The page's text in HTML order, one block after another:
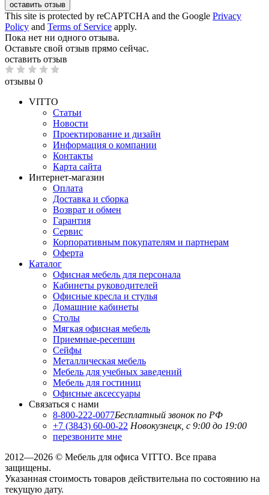
оставить отзыв
This site is protected by reCAPTCHA and the Google Privacy
Policy and Terms of Service apply.
Пока нет ни одного отзыва.
Оставьте свой отзыв прямо сейчас.
оставить отзыв
отзывы 0
VITTO
Статьи
Новости
Проектирование и дизайн
Информация о компании
Контакты
Карта сайта
Интернет-магазин
Оплата
Доставка и сборка
Возврат и обмен
Гарантия
Сервис
Корпоративным покупателям и партнерам
Оферта
Каталог
Офисная мебель для персонала
Кабинеты руководителей
Офисные кресла и стулья
Домашние кабинеты
Столы
Мягкая офисная мебель
Приемные-ресепшн
Сейфы
Металлическая мебель
Мебель для учебных заведений
Мебель для гостиниц
Офисные аксессуары
Связаться с нами
8-800-222-0077Бесплатный звонок по РФ
+7 (3843) 60-00-22 Новокузнецк, с 9:00 до 19:00
перезвоните мне
2012—2026 © Мебель для офиса VITTO. Все права
защищены.
Указанная стоимость товаров действительна по состоянию на
текущую дату.